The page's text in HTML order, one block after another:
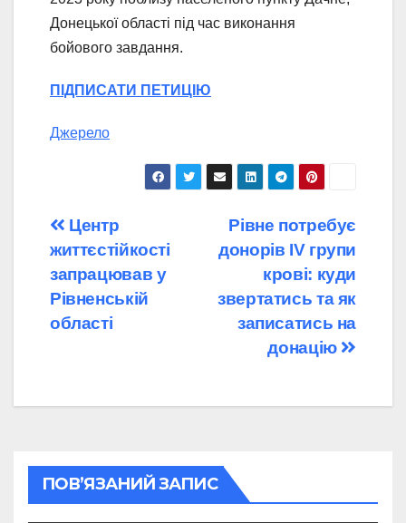
Донецької області під час виконання
бойового завдання.
ПІДПИСАТИ ПЕТИЦІЮ
Джерело
Навігація
записів
Рівне потребує
донорів IV групи
крові: куди
звертатись та як
записатись на
донацію
Центр
життєстійкості
запрацював у
Рівненській
області
ПОВ’ЯЗАНИЙ ЗАПИС